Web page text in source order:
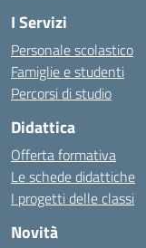
I Servizi
Personale scolastico
Famiglie e studenti
Percorsi di studio
Didattica
Offerta formativa
Le schede didattiche
I progetti delle classi
Novità